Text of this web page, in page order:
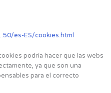
es-ES/cookies.html
podría hacer que las webs
ya que son una
para el correcto